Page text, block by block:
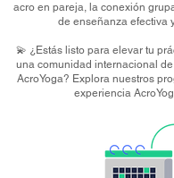
acro en pareja, la conexión
de enseñanza efectiva
💫 ¿Estás listo para elevar tu
una comunidad internacional
AcroYoga? Explora nuestros
experiencia